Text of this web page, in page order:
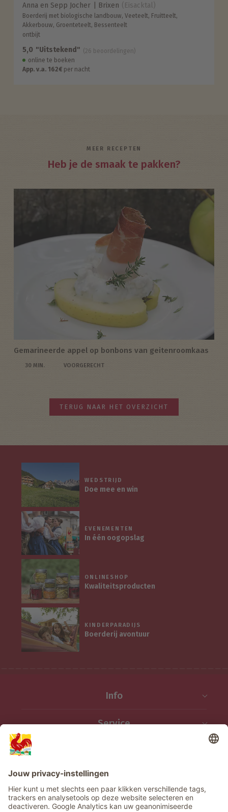
Anna en Sepp Jocher Brixen (Eisacktal)
Boerderij met biologische landbouw, Veeteelt, Fruitteelt,
Akkerbouw, Groenteteelt, Bessenteelt
ontbijt
5,0 "Uitstekend"
(26 beoordelingen)
online te boeken
App. v.a. 162€ per nacht
MEER RECEPTEN
Heb je de smaak te pakken?
Gemarineerde appel op bonbons van geitenroomkaas
30 MIN. VOORGERECHT
TERUG NAAR HET OVERZICHT
WEDSTRIJD
Doe mee en win
EVENEMENTEN
In één oogopslag
ONLINESHOP
Kwaliteitsproducten
KINDERPARADIJS
Boerderij avontuur
Info
Service
Nieuwsbrief